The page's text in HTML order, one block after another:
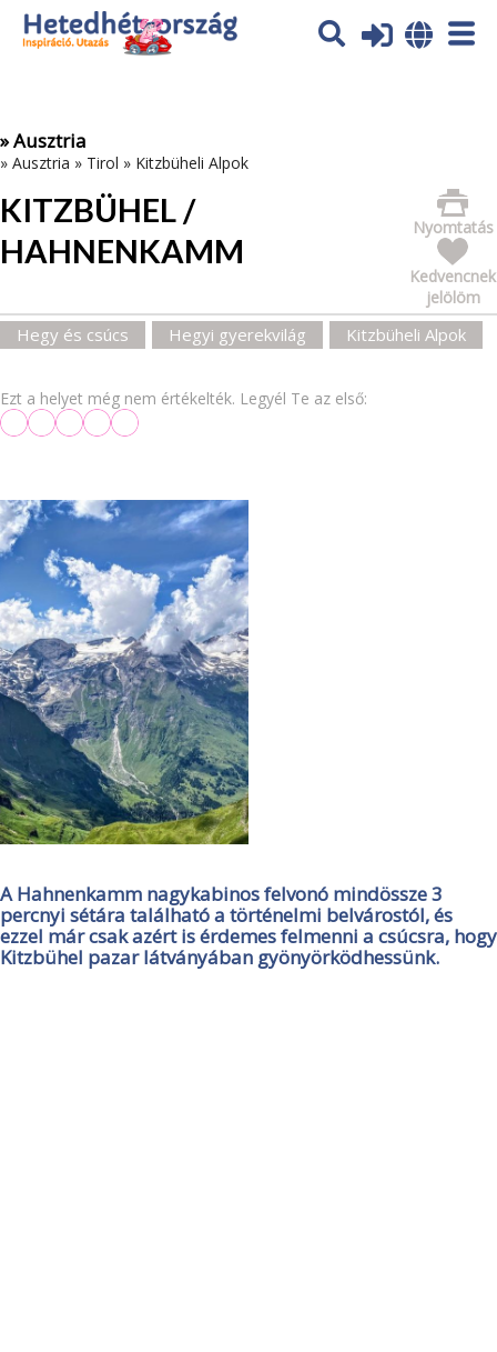
Az oldal sütiket (cookies) használ. További tájékoztatás itt:
Adatvédelmi tájékoztató
» Ausztria
» Ausztria » Tirol » Kitzbüheli Alpok
KITZBÜHEL /
HAHNENKAMM
Nyomtatás
Kedvencnek
jelölöm
Hegy és csúcs Hegyi gyerekvilág Kitzbüheli Alpok
Ezt a helyet még nem értékelték. Legyél Te az első:
A Hahnenkamm nagykabinos felvonó mindössze 3
percnyi sétára található a történelmi belvárostól, és
ezzel már csak azért is érdemes felmenni a csúcsra, hogy
Kitzbühel pazar látványában gyönyörködhessünk.